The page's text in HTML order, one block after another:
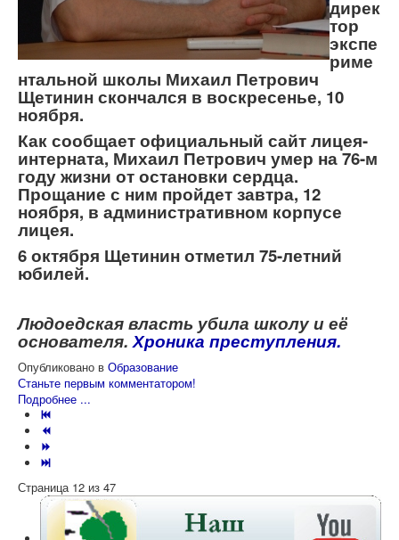
дирек
тор
экспе
риме
нтальной школы Михаил Петрович
Щетинин скончался в воскресенье, 10
ноября.
Как сообщает официальный сайт лицея-
интерната, Михаил Петрович умер на 76-м
году жизни от остановки сердца.
Прощание с ним пройдет завтра, 12
ноября, в административном корпусе
лицея.
6 октября Щетинин отметил 75-летний
юбилей.
Людоедская власть убила школу и её
основателя.Хроника преступления.
Опубликовано в Образование
Станьте первым комментатором!
Подробнее ...
Страница 12 из 47